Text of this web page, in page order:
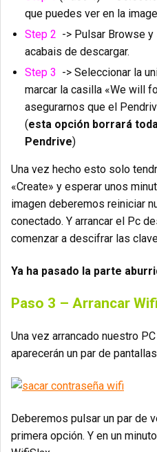
que puedes ver en la
Step 2 -> Pulsar Browse
acabais de descargar.
Step 3 -> Seleccionar la
marcar la casilla «We will
asegurarnos que el
(esta opción borrará
Pendrive)
Una vez hecho esto solo
«Create» y esperar unos
imagen deberemos reiniciar
conectado. Y arrancar el Pc
comenzar a descifrar las
Ya ha pasado la parte
Paso 3 – Arrancar
Una vez arrancado nuestro
aparecerán un par de
Deberemos pulsar un par de
primera opción. Y en un